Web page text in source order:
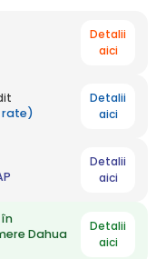
Detalii
aici
rate)
Detalii
aici
Detalii
aici
în
Dahua
Detalii
aici